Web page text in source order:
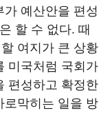
예산안을 편성
할 수 없다. 때
여지가 큰 상황
미국처럼 국회가
편성하고 확정한
로막히는 일을 방